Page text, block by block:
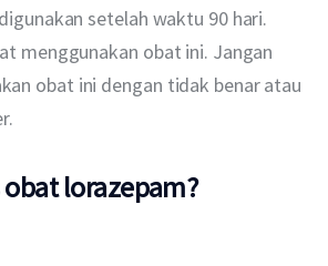
setelah waktu 90 hari.
menggunakan obat ini. Jangan
obat ini dengan tidak benar atau
lorazepam?